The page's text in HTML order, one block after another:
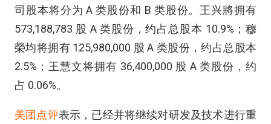
司股本将分为 A 类股份和 B 类股份。王兴將拥有
573,188,783 股 A 类股份，约占总股本 10.9%；穆
榮均将拥有 125,980,000 股 A 类股份，约占总股本
2.5%；王慧文将拥有 36,400,000 股 A 类股份，约
占 0.06%。
美团点评表示，已经并将继续对研发及技术进行重